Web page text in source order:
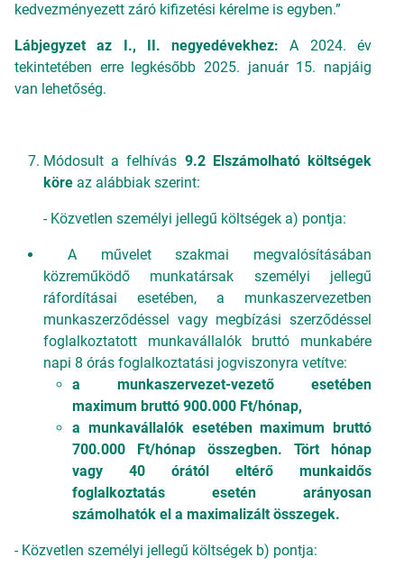
kedvezményezett záró kifizetési kérelme is egyben.”
Lábjegyzet az I., II. negyedévekhez: A 2024. év
tekintetében erre legkésőbb 2025. január 15. napjáig
van lehetőség.
Módosult a felhívás 9.2 Elszámolható költségek
köre az alábbiak szerint:
- Közvetlen személyi jellegű költségek a) pontja:
A művelet szakmai megvalósításában
közreműködő munkatársak személyi jellegű
ráfordításai esetében, a munkaszervezetben
munkaszerződéssel vagy megbízási szerződéssel
foglalkoztatott munkavállalók bruttó munkabére
napi 8 órás foglalkoztatási jogviszonyra vetítve:
a munkaszervezet-vezető esetében
maximum bruttó 900.000 Ft/hónap,
a munkavállalók esetében maximum bruttó
700.000 Ft/hónap összegben. Tört hónap
vagy 40 órától eltérő munkaidős
foglalkoztatás esetén arányosan
számolhatók el a maximalizált összegek.
- Közvetlen személyi jellegű költségek b) pontja: